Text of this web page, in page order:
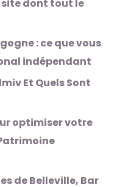
site dont tout le
: ce que vous
indépendant
Et Quels Sont
optimiser votre
de Belleville, Bar